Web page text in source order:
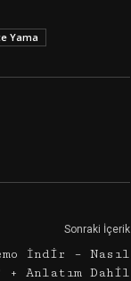
Yama
Sonraki İçerik
İndir – Nasıl
Anlatım Dahil